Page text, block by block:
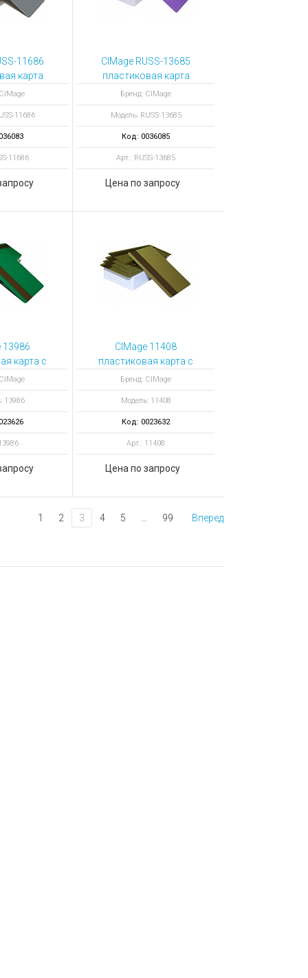
11686
карта
11686
11686
CIMage RUSS-13685
пластиковая карта
цвет фиолетовый
Бренд: CIMage
Модель: RUSS-13685
Код: 0036085
Арт.: RUSS-13685
Цена по запросу
13986
карта с
полосой
13986
CIMage 11408
пластиковая карта с
магнитной полосой
цвет золото
Бренд: CIMage
Модель: 11408
Код: 0023632
Арт.: 11408
Цена по запросу
1 2 3 4 5 99 Вперед